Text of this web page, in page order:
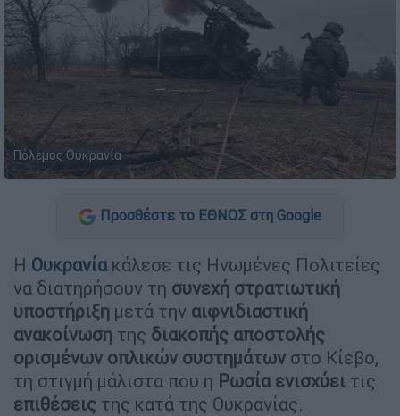
Πόλεμος Ουκρανία
Προσθέστε το ΕΘΝΟΣ στη Google
Η Ουκρανίακάλεσε τις Ηνωμένες Πολιτείες
να διατηρήσουν τη συνεχή στρατιωτική
υποστήριξη μετά την αιφνιδιαστική
ανακοίνωση της διακοπής αποστολής
ορισμένων οπλικών συστημάτων στο Κίεβο,
τη στιγμή μάλιστα που η Ρωσία ενισχύει τις
επιθέσεις της κατά της Ουκρανίας.